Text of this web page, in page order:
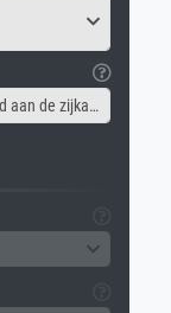
Canvas lijst - Afbeelding gespiegeld aan de zijkant